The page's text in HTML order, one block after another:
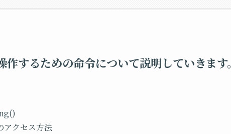
作するための命令について説明していきます。
アクセス方法